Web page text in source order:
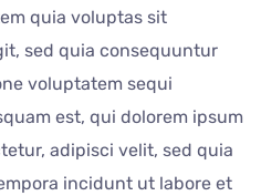
quia voluptas sit
sed quia consequuntur
voluptatem sequi
est, qui dolorem ipsum
adipisci velit, sed quia
incidunt ut labore et